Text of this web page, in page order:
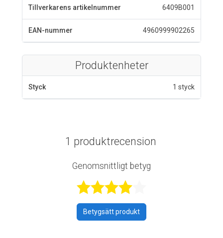
Tillverkarens artikelnummer 6409B001
EAN-nummer 4960999902265
Produktenheter
Styck 1 styck
1 produktrecension
Genomsnittligt betyg
Betygsätt produkt